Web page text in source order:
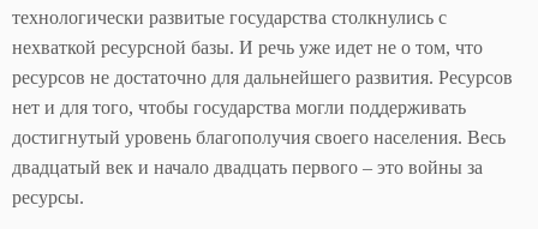
технологически развитые государства столкнулись с
нехваткой ресурсной базы. И речь уже идет не о том, что
ресурсов не достаточно для дальнейшего развития. Ресурсов
нет и для того, чтобы государства могли поддерживать
достигнутый уровень благополучия своего населения. Весь
двадцатый век и начало двадцать первого – это войны за
ресурсы.